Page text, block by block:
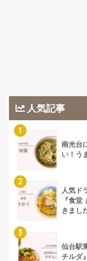
人気記事
1
南光台
い！う
2
人気ド
『食
きまし
3
仙台駅
チルダ